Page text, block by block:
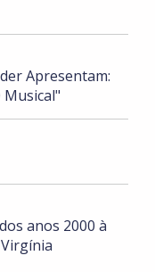
Apresentam:
anos 2000 à